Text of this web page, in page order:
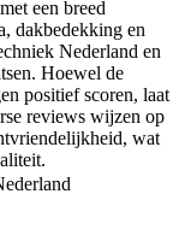
een breed
dakbedekking en
Nederland en
Hoewel de
positief scoren, laat
reviews wijzen op
wat